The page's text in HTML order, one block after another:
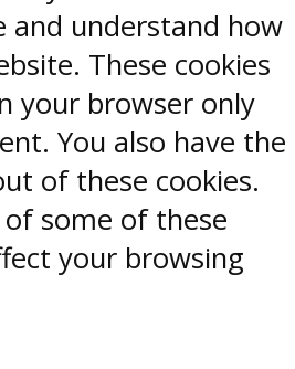
and understand how
These cookies
your browser only
You also have the
of these cookies.
some of these
your browsing